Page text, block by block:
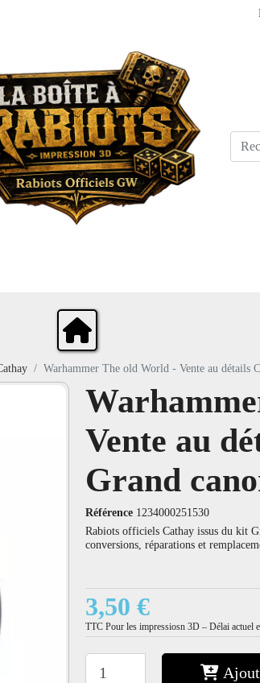
Warhammer The old World - Vente au détails
Vente au
Grand
Référence 1234000251530
Rabiots officiels Cathay issus du kit
conversions, réparations et
3,50 €
TTC Pour les impressiosn 3D – Délai actuel